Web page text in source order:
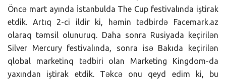
Öncə mart ayında İstanbulda The Cup festivalında iştirak
etdik. Artıq 2-ci ildir ki, həmin tədbirdə Facemark.az
olaraq təmsil olunuruq. Daha sonra Rusiyada keçirilən
Silver Mercury festivalında, sonra isə Bakıda keçirilən
qlobal marketinq tədbiri olan Marketing Kingdom-da
yaxından iştirak etdik. Təkcə onu qeyd edim ki, bu